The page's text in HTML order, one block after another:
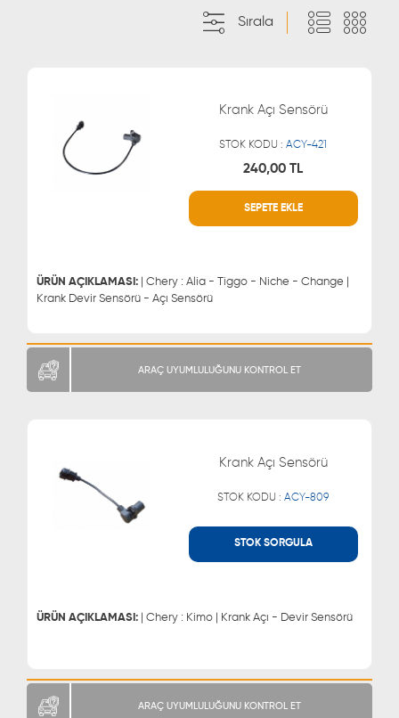
Sırala
Krank Açı Sensörü
STOK KODU :ACY-421
240,00 TL
SEPETE EKLE
ÜRÜN AÇIKLAMASI: | Chery : Alia - Tiggo - Niche - Change |
Krank Devir Sensörü - Açı Sensörü
MÜŞTERİ HİZMETLERİ
ARAÇ UYUMLULUĞUNU KONTROL ET
Krank Açı Sensörü
STOK KODU :ACY-809
STOK SORGULA
ÜRÜN AÇIKLAMASI: | Chery : Kimo | Krank Açı - Devir Sensörü
0543 329 21 55
ARAÇ UYUMLULUĞUNU KONTROL ET